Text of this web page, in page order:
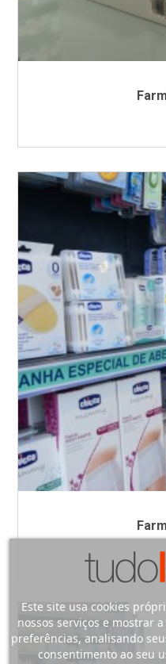
Este site usa cookies
nossos serviços e mostrar
preferências, analisando
consentimento ao seu